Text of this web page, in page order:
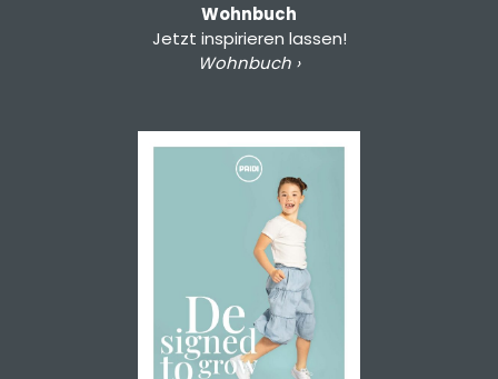
Wohnbuch
Jetzt inspirieren lassen!
Wohnbuch ›